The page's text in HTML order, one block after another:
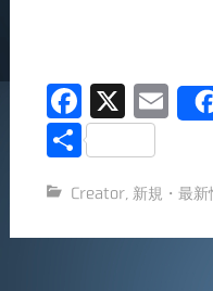
F
a
e
b
X
E
l
共
Creator, 新規・最新